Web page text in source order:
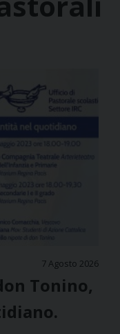
7 Agosto 2026
Tonino,